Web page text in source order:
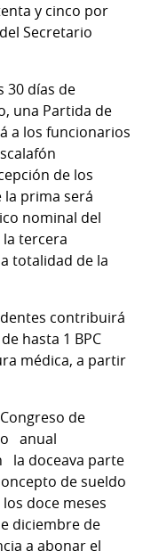
y cinco por
Secretario
30 días de
una Partida de
a los funcionarios
de los
la prima será
nominal del
tercera
totalidad de la
contribuirá
hasta 1 BPC
médica, a partir
de
anual
doceava parte
de sueldo
doce meses
diciembre de
a abonar el